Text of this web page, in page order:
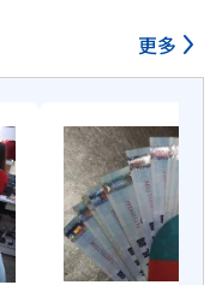
更多